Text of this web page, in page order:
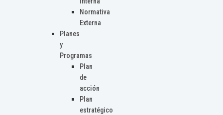
Normativa
Externa
Planes
y
Programas
Plan
de
acción
Plan
estratégico